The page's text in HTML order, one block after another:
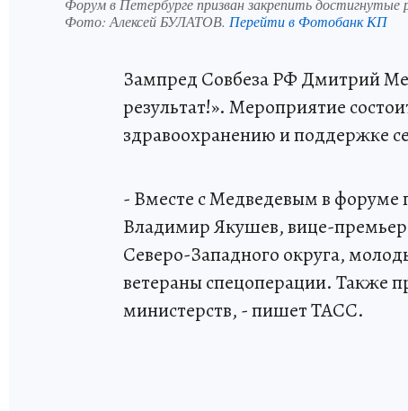
Фото: Алексей БУЛАТОВ. Перейти в Фотобанк КП
Зампред Совбеза РФ Дмитрий
результат!». Мероприятие
здравоохранению и поддержке
- Вместе с Медведевым в форуме
Владимир Якушев, вице-премьер
Северо-Западного округа,
ветераны спецоперации. Также
министерств, - пишет ТАСС.